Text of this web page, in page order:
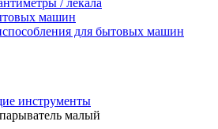
/ лекала
машин
для бытовых машин
инструменты
малый